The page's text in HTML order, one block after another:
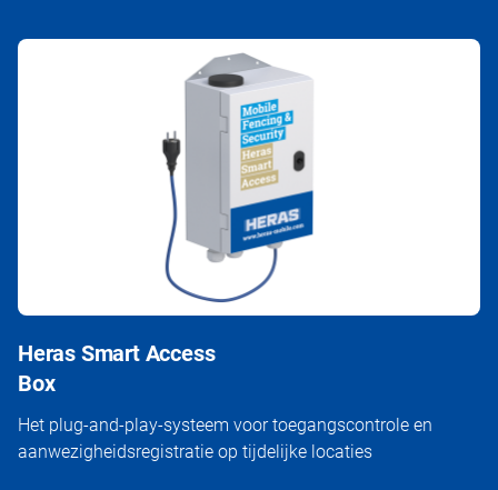
Heras Smart Access
Box
Het plug-and-play-systeem voor toegangscontrole en
aanwezigheidsregistratie op tijdelijke locaties